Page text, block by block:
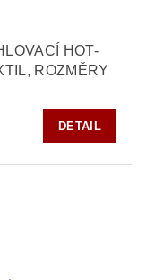
HOT-
ROZMĚRY
DETAIL